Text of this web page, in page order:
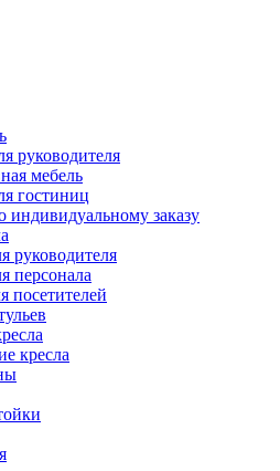
руководителя
мебель
гостиниц
индивидуальному заказу
руководителя
персонала
посетителей
кресла